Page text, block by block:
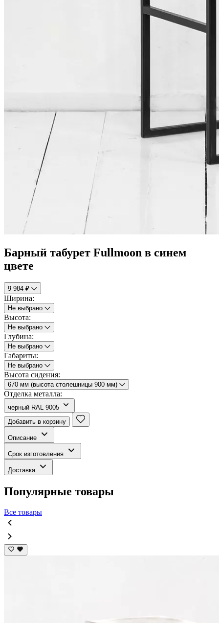
Барный табурет Fullmoon в синем
цвете
9 984 ₽
Ширина:
Не выбрано
Высота:
Не выбрано
Глубина:
Не выбрано
Габариты:
Не выбрано
Высота сидения:
670 мм (высота столешницы 900 мм)
Отделка металла:
черный RAL 9005
Добавить в корзину
Описание
Срок изготовления
Доставка
Популярные товары
Все товары